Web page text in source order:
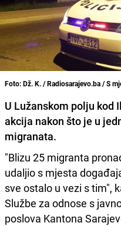
Foto: Dž. K. / Radiosarajevo.ba / S
U Lužanskom polju kod
akcija nakon što je u
migranata.
"Blizu 25 migranta
udaljio s mjesta
sve ostalo u vezi s tim",
Službe za odnose s
poslova Kantona